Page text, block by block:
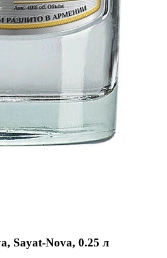
Sayat-Nova, 0.25 л